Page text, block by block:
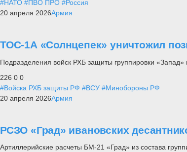
#НАТО #ПВО ПРО #Россия
20 апреля 2026Армия
ТОС-1А «Солнцепек» уничтожил
Подразделения войск РХБ защиты группировки
226 0 0
#Войска РХБ защиты РФ #ВСУ #Минобороны РФ
20 апреля 2026Армия
РСЗО «Град» ивановских
Артиллерийские расчеты БМ-21 «Град» из состава